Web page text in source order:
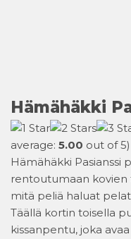
Hämähäkki
average: 5.00 out of 5)
Hämähäkki Pasianssi
rentoutumaan kovien
mitä peliä haluat
Täällä kortin toisella
kissanpentu, joka